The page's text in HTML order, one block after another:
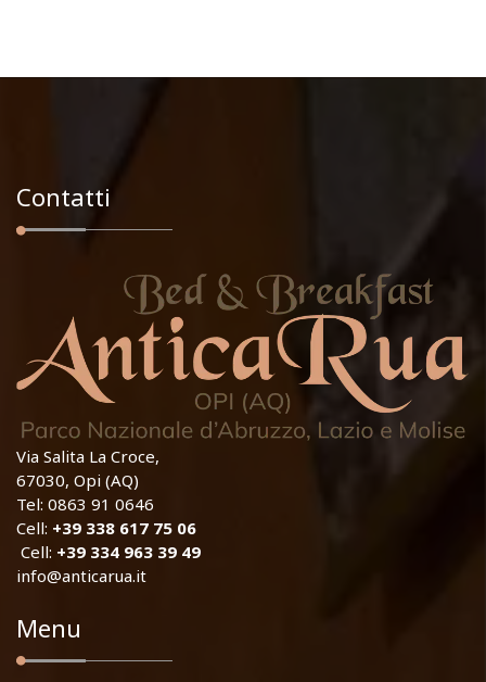
Contatti
Via Salita La Croce,
67030, Opi (AQ)
Tel: 0863 91 0646
Cell: +39 338 617 75 06
Cell: +39 334 963 39 49
info@anticarua.it
Menu